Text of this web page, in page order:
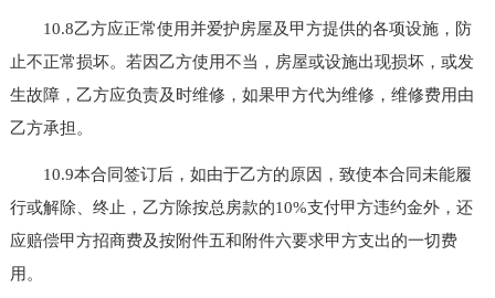
10.8乙方应正常使用并爱护房屋及甲方提供的各项设施，防
止不正常损坏。若因乙方使用不当，房屋或设施出现损坏，或发
生故障，乙方应负责及时维修，如果甲方代为维修，维修费用由
乙方承担。
10.9本合同签订后，如由于乙方的原因，致使本合同未能履
行或解除、终止，乙方除按总房款的10%支付甲方违约金外，还
应赔偿甲方招商费及按附件五和附件六要求甲方支出的一切费
用。